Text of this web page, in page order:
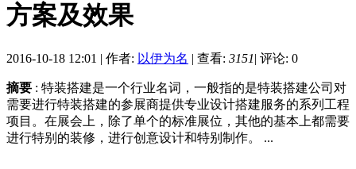
方案及效果
2016-10-18 12:01 | 作者: 以伊为名 | 查看: 3151| 评论: 0
摘要 : 特装搭建是一个行业名词，一般指的是特装搭建公司对
需要进行特装搭建的参展商提供专业设计搭建服务的系列工程
项目。在展会上，除了单个的标准展位，其他的基本上都需要
进行特别的装修，进行创意设计和特别制作。 ...